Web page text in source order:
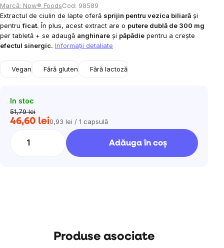
Marcă: Now® FoodsCod: 98589
Extractul de ciulin de lapte oferă sprijin pentru vezica biliară și
pentruficat. În plus, acest extract are o putere dublă de 300 mg
per tabletă + se adaugă anghinare și păpădie pentru a crește
efectul sinergic. Informaţii detaliate
Vegan Fără gluten Fără lactoză
In stoc
51,79 lei
46,60 leiEvaluare
0,93 lei / 1 capsulă
Adăuga în coş
Produse asociate